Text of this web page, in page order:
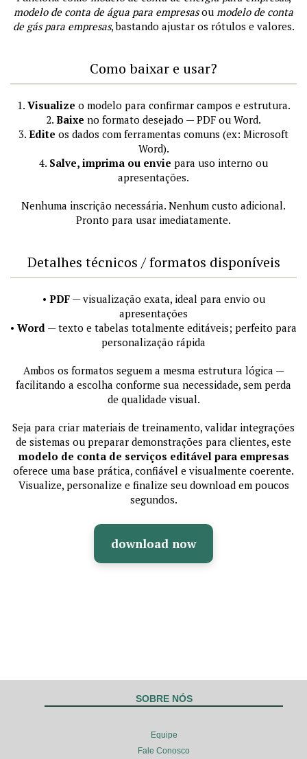
modelo de conta de água para empresasou modelo de conta
de gás para empresas, bastando ajustar os rótulos e valores.
Como baixar e usar?
1. Visualize o modelo para confirmar campos e estrutura.
2. Baixe no formato desejado — PDF ou Word.
3. Edite os dados com ferramentas comuns (ex: Microsoft
Word).
4. Salve, imprima ou envie para uso interno ou
apresentações.
Nenhuma inscrição necessária. Nenhum custo adicional.
Pronto para usar imediatamente.
Detalhes técnicos / formatos disponíveis
• PDF— visualização exata, ideal para envio ou
apresentações
• Word — texto e tabelas totalmente editáveis; perfeito para
personalização rápida
Ambos os formatos seguem a mesma estrutura lógica —
facilitando a escolha conforme sua necessidade, sem perda
de qualidade visual.
Seja para criar materiais de treinamento, validar integrações
de sistemas ou preparar demonstrações para clientes, este
modelo de conta de serviços editável para empresas
oferece uma base prática, confiável e visualmente coerente.
Visualize, personalize e finalize seu download em poucos
segundos.
download now
SOBRE NÓS
Equipe
Fale Conosco